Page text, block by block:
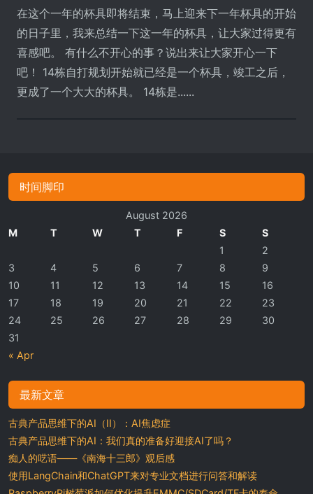
在这个一年的杯具即将结束，马上迎来下一年杯具的开始
的日子里，我来总结一下这一年的杯具，让大家过得更有
喜感吧。 有什么不开心的事？说出来让大家开心一下
吧！ 14栋自打规划开始就已经是一个杯具，竣工之后，
更成了一个大大的杯具。 14栋是......
时间脚印
August 2026
M
T W T F S S
« Apr
1
2
3
4 5 6 7 8
9
10
11 12 13 14 15
16
17
18 19 20 21 22
23
24
25 26 27 28 29
30
31
最新文章
古典产品思维下的AI（II）：AI焦虑症
古典产品思维下的AI：我们真的准备好迎接AI了吗？
痴人的呓语——《南海十三郎》观后感
使用LangChain和ChatGPT来对专业文档进行问答和解读